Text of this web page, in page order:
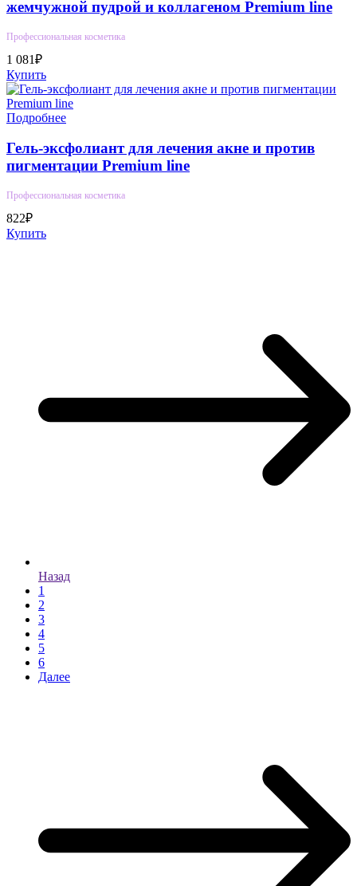
жемчужной пудрой и коллагеном Premium line
Профессиональная косметика
1 081₽
Купить
Подробнее
Гель-эксфолиант для лечения акне и против
пигментации Premium line
Профессиональная косметика
822₽
Купить
Назад
1
2
3
4
5
6
Далее